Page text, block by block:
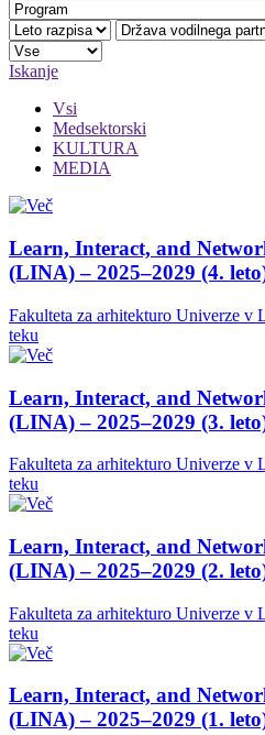
Iskanje
Vsi
Medsektorski
KULTURA
MEDIA
Learn, Interact, and
(LINA) – 2025–2029 (4.
Fakulteta za arhitekturo Univerze v
teku
Learn, Interact, and
(LINA) – 2025–2029 (3.
Fakulteta za arhitekturo Univerze v
teku
Learn, Interact, and
(LINA) – 2025–2029 (2.
Fakulteta za arhitekturo Univerze v
teku
Learn, Interact, and
(LINA) – 2025–2029 (1.